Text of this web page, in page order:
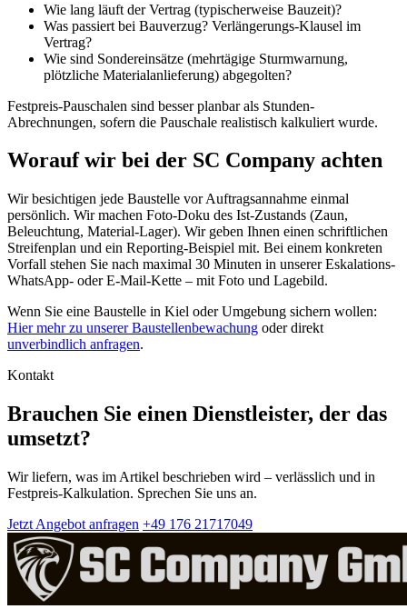
Wie lang läuft der Vertrag (typischerweise Bauzeit)?
Was passiert bei Bauverzug? Verlängerungs-Klausel im
Vertrag?
Wie sind Sondereinsätze (mehrtägige Sturmwarnung,
plötzliche Materialanlieferung) abgegolten?
Festpreis-Pauschalen sind besser planbar als Stunden-
Abrechnungen, sofern die Pauschale realistisch kalkuliert wurde.
Worauf wir bei der SC Company achten
Wir besichtigen jede Baustelle vor Auftragsannahme einmal
persönlich. Wir machen Foto-Doku des Ist-Zustands (Zaun,
Beleuchtung, Material-Lager). Wir geben Ihnen einen schriftlichen
Streifenplan und ein Reporting-Beispiel mit. Bei einem konkreten
Vorfall stehen Sie nach maximal 30 Minuten in unserer Eskalations-
WhatsApp- oder E-Mail-Kette – mit Foto und Lagebild.
Wenn Sie eine Baustelle in Kiel oder Umgebung sichern wollen:
Hier mehr zu unserer Baustellenbewachung oder direkt
unverbindlich anfragen.
Kontakt
Brauchen Sie einen Dienstleister, der das
umsetzt?
Wir liefern, was im Artikel beschrieben wird – verlässlich und in
Festpreis-Kalkulation. Sprechen Sie uns an.
Jetzt Angebot anfragen +49 176 21717049